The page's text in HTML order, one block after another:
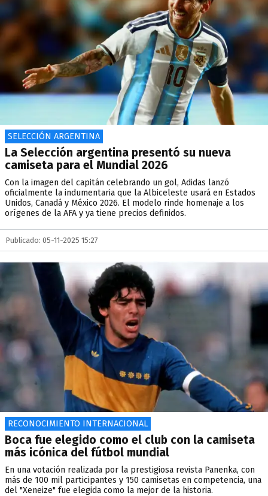
SELECCIÓN ARGENTINA
La Selección argentina presentó su nueva
camiseta para el Mundial 2026
Con la imagen del capitán celebrando un gol, Adidas lanzó
oficialmente la indumentaria que la Albiceleste usará en Estados
Unidos, Canadá y México 2026. El modelo rinde homenaje a los
orígenes de la AFA y ya tiene precios definidos.
Publicado: 05-11-2025 15:27
RECONOCIMIENTO INTERNACIONAL
Boca fue elegido como el club con la camiseta
más icónica del fútbol mundial
En una votación realizada por la prestigiosa revista Panenka, con
más de 100 mil participantes y 150 camisetas en competencia, una
del "Xeneize" fue elegida como la mejor de la historia.